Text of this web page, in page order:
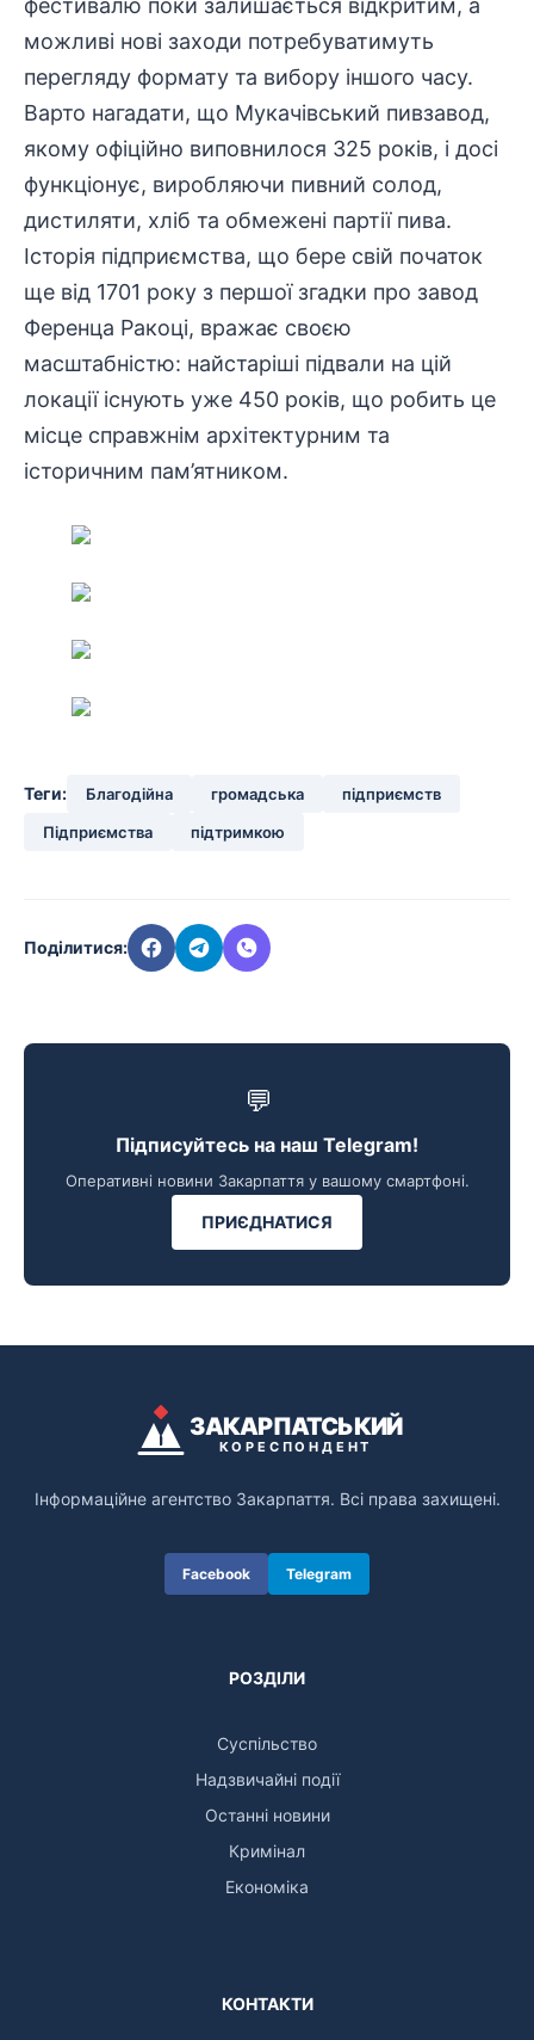
фестивалю поки залишається відкритим, а
можливі нові заходи потребуватимуть
перегляду формату та вибору іншого часу.
Варто нагадати, що Мукачівський пивзавод,
якому офіційно виповнилося 325 років, і досі
функціонує, виробляючи пивний солод,
дистиляти, хліб та обмежені партії пива.
Історія підприємства, що бере свій початок
ще від 1701 року з першої згадки про завод
Ференца Ракоці, вражає своєю
масштабністю: найстаріші підвали на цій
локації існують уже 450 років, що робить це
місце справжнім архітектурним та
історичним пам’ятником.
Теги: Благодійна громадська
підприємств
Підприємства
підтримкою
Поділитися:
💬
Підписуйтесь на наш Telegram!
Оперативні новини Закарпаття у вашому смартфоні.
ПРИЄДНАТИСЯ
ЗАКАРПАТСЬКИЙ
КОРЕСПОНДЕНТ
Інформаційне агентство Закарпаття. Всі права захищені.
Facebook Telegram
РОЗДІЛИ
Суспільство
Надзвичайні події
Останні новини
Кримінал
Економіка
КОНТАКТИ